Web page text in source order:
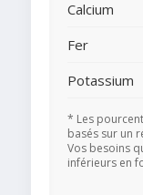
Calcium
Fer
Potassium
* Les
basés sur un
Vos besoins
inférieurs en